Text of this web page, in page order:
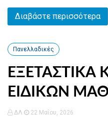
Διαβάστε περισσότερα
Πανελλαδικές
ΕΞΕΤΑΣΤΙΚΑ
ΕΙΔΙΚΩΝ
ΔΛ 22 Μαΐου, 2026